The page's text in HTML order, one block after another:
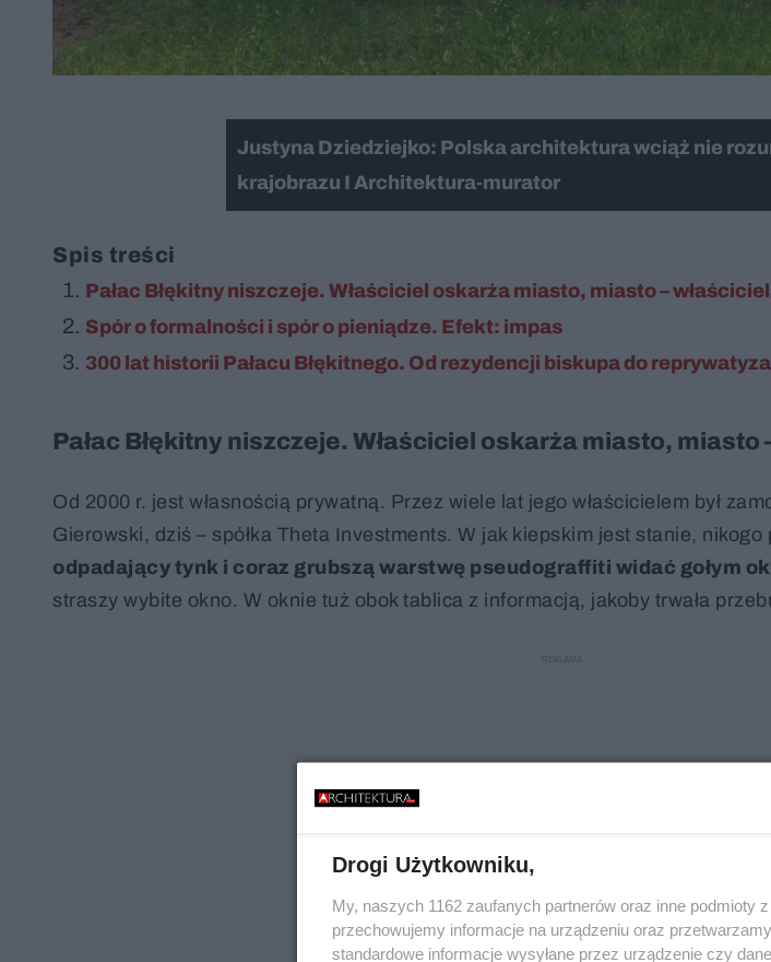
Justyna Dziedziejko: Polska architektura wciąż nie
krajobrazu I Architektura-murator
Spis treści
Pałac Błękitny niszczeje. Właściciel oskarża miasto, miasto –
Spór o formalności i spór o pieniądze. Efekt: impas
300 lat historii Pałacu Błękitnego. Od rezydencji biskupa do
Pałac Błękitny niszczeje. Właściciel oskarża miasto, miasto
Od 2000 r. jest własnością prywatną. Przez wiele lat jego właścicielem był
Gierowski, dziś – spółka Theta Investments. W jak kiepskim jest stanie,
odpadający tynk i coraz grubszą warstwę pseudograffiti widać gołym
straszy wybite okno. W oknie tuż obok tablica z informacją, jakoby trwała
Drogi Użytkowniku,
My, naszych 1162 zaufanych partnerów oraz inne podmioty
przechowujemy informacje na urządzeniu oraz
standardowe informacje wysyłane przez urządzenie czy